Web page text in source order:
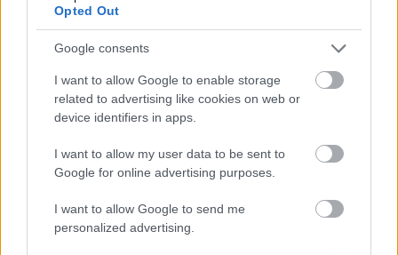
Opted Out
Google consents
I want to allow Google to enable storage
related to advertising like cookies on web or
device identifiers in apps.
I want to allow my user data to be sent to
Google for online advertising purposes.
I want to allow Google to send me
personalized advertising.
SMARTZILLA
RBR Magyar Bajnokság - Zemplén
Rally 2024
rallysimfansszervezésében a 2024-es Zemplén
Rally a várakozásoknak megfelelően ...
Pécs Rally 2024, 7. forduló
eredményei
edeleny beres 2024. november 10.